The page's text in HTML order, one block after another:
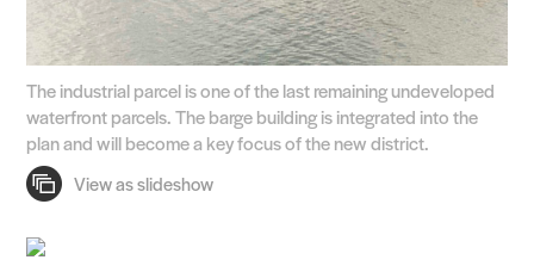
The industrial parcel is one of the last remaining undeveloped
waterfront parcels. The barge building is integrated into the
plan and will become a key focus of the new district.